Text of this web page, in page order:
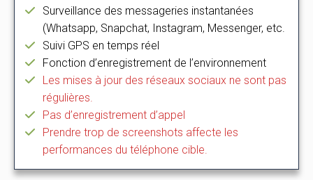
Surveillance des messageries instantanées
(Whatsapp, Snapchat, Instagram, Messenger, etc.
Suivi GPS en temps réel
Fonction d’enregistrement de l’environnement
Les mises à jour des réseaux sociaux ne sont pas
régulières.
Pas d’enregistrement d’appel
Prendre trop de screenshots affecte les
performances du téléphone cible.